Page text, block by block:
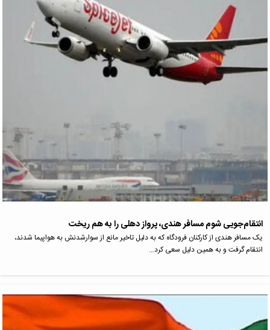
انتقام‌جویی شوم مسافر هندی، پرواز دهلی را به هم ریخت
یک مسافر هندی از کارکنان فرودگاه که به دلیل تاخیر مانع از سوارشدنش به هواپیما شدند،
انتقام گرفت و به همین دلیل سعی کرد…